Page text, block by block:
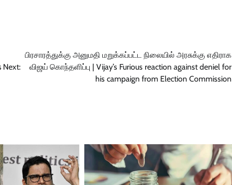
Next:
பிரசாரத்துக்கு அனுமதி மறுக்கப்பட்ட நிலையில் அரசுக்கு எதிராக
விஜய் கொந்தளிப்பு | Vijay’s Furious reaction against deniel for
his campaign from Election Commission